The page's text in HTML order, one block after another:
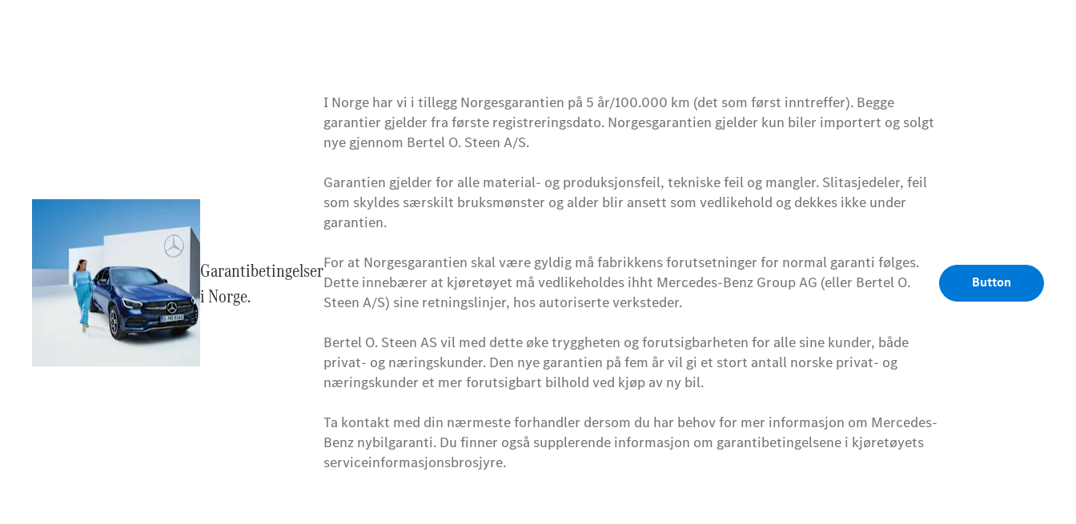
Garantibetingelser
i Norge.
I Norge har vi i tillegg Norgesgarantien på 5 år/100.000 km (det som først inntreffer). Begge
garantier gjelder fra første registreringsdato. Norgesgarantien gjelder kun biler importert og solgt
nye gjennom Bertel O. Steen A/S.
Garantien gjelder for alle material- og produksjonsfeil, tekniske feil og mangler. Slitasjedeler, feil
som skyldes særskilt bruksmønster og alder blir ansett som vedlikehold og dekkes ikke under
garantien.
For at Norgesgarantien skal være gyldig må fabrikkens forutsetninger for normal garanti følges.
Dette innebærer at kjøretøyet må vedlikeholdes ihht Mercedes-Benz Group AG (eller Bertel O.
Steen A/S) sine retningslinjer, hos autoriserte verksteder.
Bertel O. Steen AS vil med dette øke tryggheten og forutsigbarheten for alle sine kunder, både
privat- og næringskunder. Den nye garantien på fem år vil gi et stort antall norske privat- og
næringskunder et mer forutsigbart bilhold ved kjøp av ny bil.
Ta kontakt med din nærmeste forhandler dersom du har behov for mer informasjon om Mercedes-
Benz nybilgaranti. Du finner også supplerende informasjon om garantibetingelsene i kjøretøyets
serviceinformasjonsbrosjyre.
Button